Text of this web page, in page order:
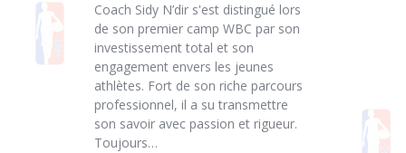
Coach Sidy N’dir s'est distingué lors
de son premier camp WBC par son
investissement total et son
engagement envers les jeunes
athlètes. Fort de son riche parcours
professionnel, il a su transmettre
son savoir avec passion et rigueur.
Toujours…